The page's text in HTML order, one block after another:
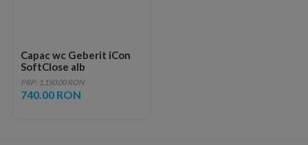
Capac wc Geberit iCon
SoftClose alb
PRP: 1,150.00 RON
740.00 RON